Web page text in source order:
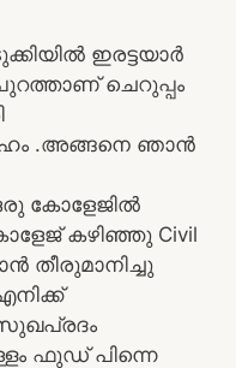
ഇരട്ടയാർ
ചെറുപ്പം
.അങ്ങനെ ഞാൻ
കോളേജിൽ
കഴിഞ്ഞു Civil
തീരുമാനിച്ചു
ഫുഡ് പിന്നെ